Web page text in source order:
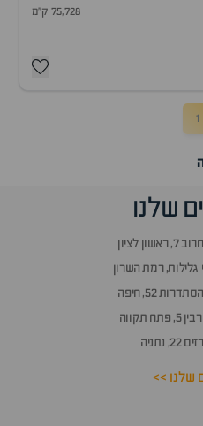
75,728 ק"מ
1
שלנו
לציון
רמת השרון
52, חיפה
תקווה
נתניה
שלנו >>